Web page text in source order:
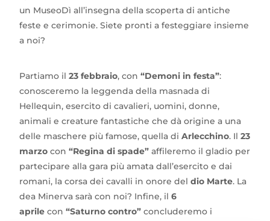
un MuseoDì all’insegna della scoperta di antiche
feste e cerimonie. Siete pronti a festeggiare insieme
a noi?
Partiamo il 23 febbraio, con“Demoni in festa”:
conosceremo la leggenda della masnada di
Hellequin, esercito di cavalieri, uomini, donne,
animali e creature fantastiche che dà origine a una
delle maschere più famose, quella diArlecchino. Il23
marzo con“Regina di spade” affileremo il gladio per
partecipare alla gara più amata dall’esercito e dai
romani, la corsa dei cavalli in onore deldio Marte. La
dea Minerva sarà con noi? Infine, il6
aprile con“Saturno contro” concluderemo i